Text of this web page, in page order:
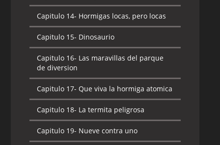
Capitulo 14- Hormigas locas, pero locas
Capitulo 15- Dinosaurio
Capitulo 16- Las maravillas del parque
de diversion
Capitulo 17- Que viva la hormiga atomica
Capitulo 18- La termita peligrosa
Capitulo 19- Nueve contra uno